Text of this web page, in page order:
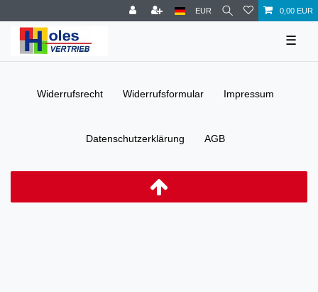
EUR 0,00 EUR
☰
Widerrufs­recht Widerrufs­formular Impressum
Daten­schutz­erklärung AGB